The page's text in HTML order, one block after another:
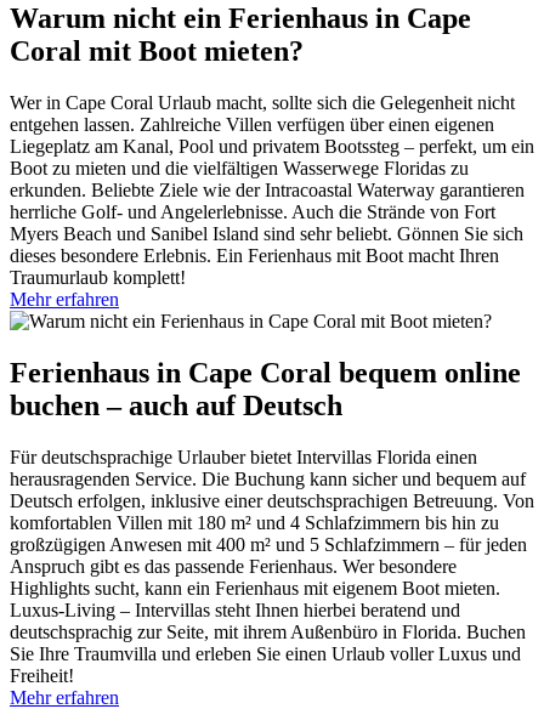
Warum nicht ein Ferienhaus in Cape
Coral mit Boot mieten?
Wer in Cape Coral Urlaub macht, sollte sich die Gelegenheit nicht
entgehen lassen. Zahlreiche Villen verfügen über einen eigenen
Liegeplatz am Kanal, Pool und privatem Bootssteg – perfekt, um ein
Boot zu mieten und die vielfältigen Wasserwege Floridas zu
erkunden. Beliebte Ziele wie der Intracoastal Waterway garantieren
herrliche Golf- und Angelerlebnisse. Auch die Strände von Fort
Myers Beach und Sanibel Island sind sehr beliebt. Gönnen Sie sich
dieses besondere Erlebnis. Ein Ferienhaus mit Boot macht Ihren
Traumurlaub komplett!
Mehr erfahren
Ferienhaus in Cape Coral bequem online
buchen – auch auf Deutsch
Für deutschsprachige Urlauber bietet Intervillas Florida einen
herausragenden Service. Die Buchung kann sicher und bequem auf
Deutsch erfolgen, inklusive einer deutschsprachigen Betreuung. Von
komfortablen Villen mit 180 m² und 4 Schlafzimmern bis hin zu
großzügigen Anwesen mit 400 m² und 5 Schlafzimmern – für jeden
Anspruch gibt es das passende Ferienhaus. Wer besondere
Highlights sucht, kann ein Ferienhaus mit eigenem Boot mieten.
Luxus-Living – Intervillas steht Ihnen hierbei beratend und
deutschsprachig zur Seite, mit ihrem Außenbüro in Florida. Buchen
Sie Ihre Traumvilla und erleben Sie einen Urlaub voller Luxus und
Freiheit!
Mehr erfahren